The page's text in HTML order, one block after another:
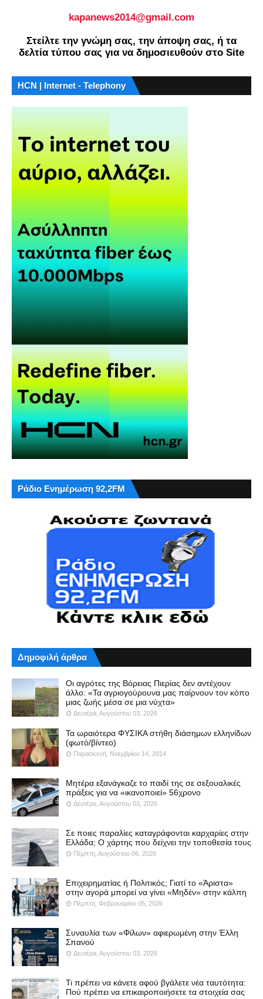
kapanews2014@gmail.com
Στείλτε την γνώμη σας, την άποψη σας, ή τα
δελτία τύπου σας για να δημοσιευθούν στο Site
HCN | Internet - Telephony
Ράδιο Ενημέρωση 92,2FM
Δημοφιλή άρθρα
Οι αγρότες της Βόρειας Πιερίας δεν αντέχουν
άλλο: «Τα αγριογούρουνα μας παίρνουν τον κόπο
μιας ζωής μέσα σε μια νύχτα»
Δευτέρα, Αυγούστου 03, 2026
Τα ωραιότερα ΦΥΣΙΚΑ στήθη διάσημων ελληνίδων
(φωτό/βίντεο)
Παρασκευή, Νοεμβρίου 14, 2014
Μητέρα εξανάγκαζε το παιδί της σε σεξουαλικές
πράξεις για να «ικανοποιεί» 56χρονο
Δευτέρα, Αυγούστου 03, 2026
Σε ποιες παραλίες καταγράφονται καρχαρίες στην
Ελλάδα; Ο χάρτης που δείχνει την τοποθεσία τους
Πέμπτη, Αυγούστου 06, 2026
Επιχειρηματίας ή Πολιτικός; Γιατί το «Άριστα»
στην αγορά μπορεί να γίνει «Μηδέν» στην κάλπη
Πέμπτη, Φεβρουαρίου 05, 2026
Συναυλία των «Φίλων» αφιερωμένη στην Έλλη
Σπανού
Δευτέρα, Αυγούστου 03, 2026
Τι πρέπει να κάνετε αφού βγάλετε νέα ταυτότητα:
Πού πρέπει να επικαιροποιήσετε τα στοιχεία σας